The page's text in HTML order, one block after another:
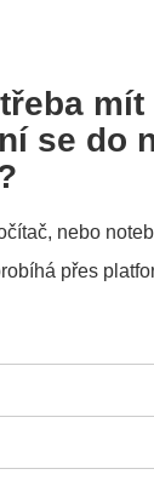
mít
se do
nebo
přes